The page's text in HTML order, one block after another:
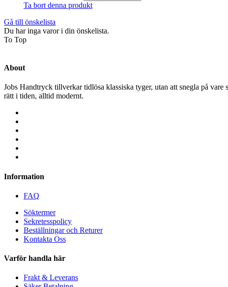
Ta bort denna produkt
Gå till önskelista
Du har inga varor i din önskelista.
To Top
About
Jobs Handtryck tillverkar tidlösa klassiska tyger, utan att snegla på
rätt i tiden, alltid modernt.
Information
FAQ
Söktermer
Sekretesspolicy
Beställningar och Returer
Kontakta Oss
Varför handla här
Frakt & Leverans